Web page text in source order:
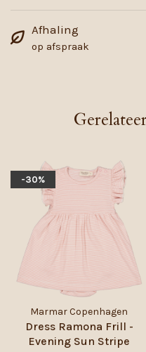
Afhaling
op afspraak
-30%
Marmar Copenhagen
Dress Ramona Frill -
Evening Sun Stripe